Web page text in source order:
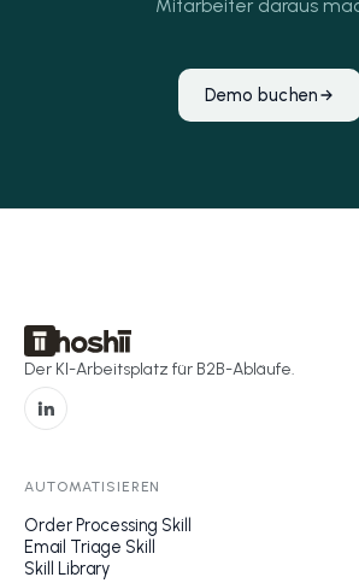
Mitarbeiter daraus
Demo buchen
Der KI-Arbeitsplatz für B2B-Abläufe.
AUTOMATISIEREN
Order Processing Skill
Email Triage Skill
Skill Library